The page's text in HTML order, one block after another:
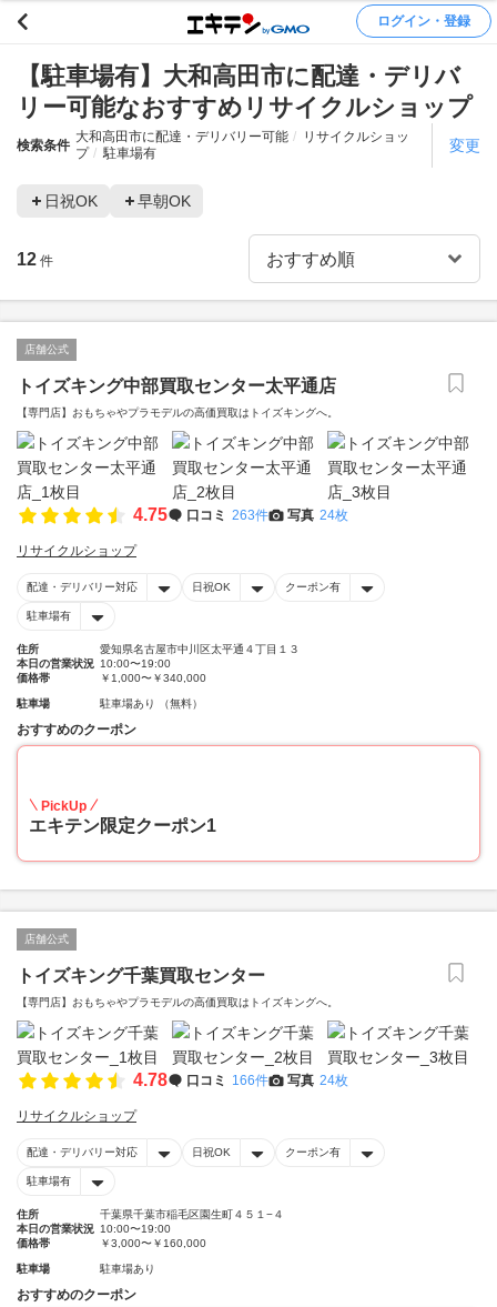
ログイン・登録
【駐車場有】大和高田市に配達・デリバ
リー可能なおすすめリサイクルショップ
検索条件
大和高田市に配達・デリバリー可能
リサイクルショッ
プ
駐車場有 変更
日祝OK 早朝OK
12 件
店舗公式
トイズキング中部買取センター太平通店
【専門店】おもちゃやプラモデルの高価買取はトイズキングへ。‎
4.75 口コミ 263件 写真 24枚
リサイクルショップ
配達・デリバリー対応 日祝OK クーポン有
駐車場有
住所
愛知県名古屋市中川区太平通４丁目１３
本日の営業状況 10:00〜19:00
価格帯
￥1,000〜￥340,000
駐車場 駐車場あり （無料）
おすすめのクーポン
PickUp
エキテン限定クーポン1
店舗公式
トイズキング千葉買取センター
【専門店】おもちゃやプラモデルの高価買取はトイズキングへ。‎
4.78 口コミ 166件 写真 24枚
リサイクルショップ
配達・デリバリー対応 日祝OK クーポン有
駐車場有
住所
千葉県千葉市稲毛区園生町４５１−４
本日の営業状況 10:00〜19:00
価格帯
￥3,000〜￥160,000
駐車場 駐車場あり
おすすめのクーポン